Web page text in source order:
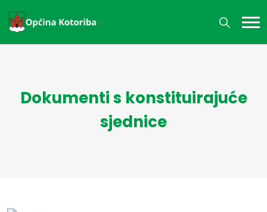
Dokumenti s konstituirajuće
sjednice